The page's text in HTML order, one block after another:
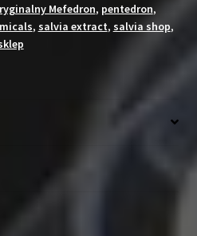
Mefedron, pentedron,
, salvia extract, salvia shop,